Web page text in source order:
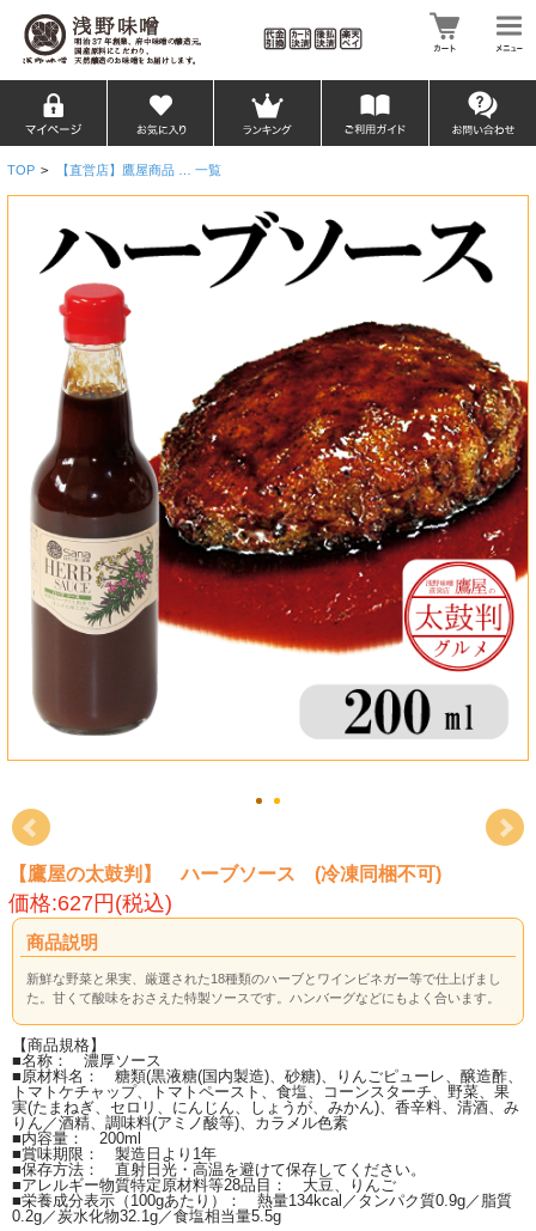
TOP > 【直営店】鷹屋商品 … 一覧
【鷹屋の太鼓判】 ハーブソース (冷凍同梱不可)
価格:627円(税込)
商品説明
新鮮な野菜と果実、厳選された18種類のハーブとワインビネガー等で仕上げまし
た。甘くて酸味をおさえた特製ソースです。ハンバーグなどにもよく合います。
【商品規格】
■名称： 濃厚ソース
■原材料名： 糖類(黒液糖(国内製造)、砂糖)、りんごピューレ、醸造酢、
トマトケチャップ、トマトペースト、食塩、コーンスターチ、野菜、果
実(たまねぎ、セロリ、にんじん、しょうが、みかん)、香辛料、清酒、み
りん／酒精、調味料(アミノ酸等)、カラメル色素
■内容量： 200ml
■賞味期限： 製造日より1年
■保存方法： 直射日光・高温を避けて保存してください。
■アレルギー物質特定原材料等28品目： 大豆、りんご
■栄養成分表示（100gあたり）： 熱量134kcal／タンパク質0.9g／脂質
0.2g／炭水化物32.1g／食塩相当量5.5g